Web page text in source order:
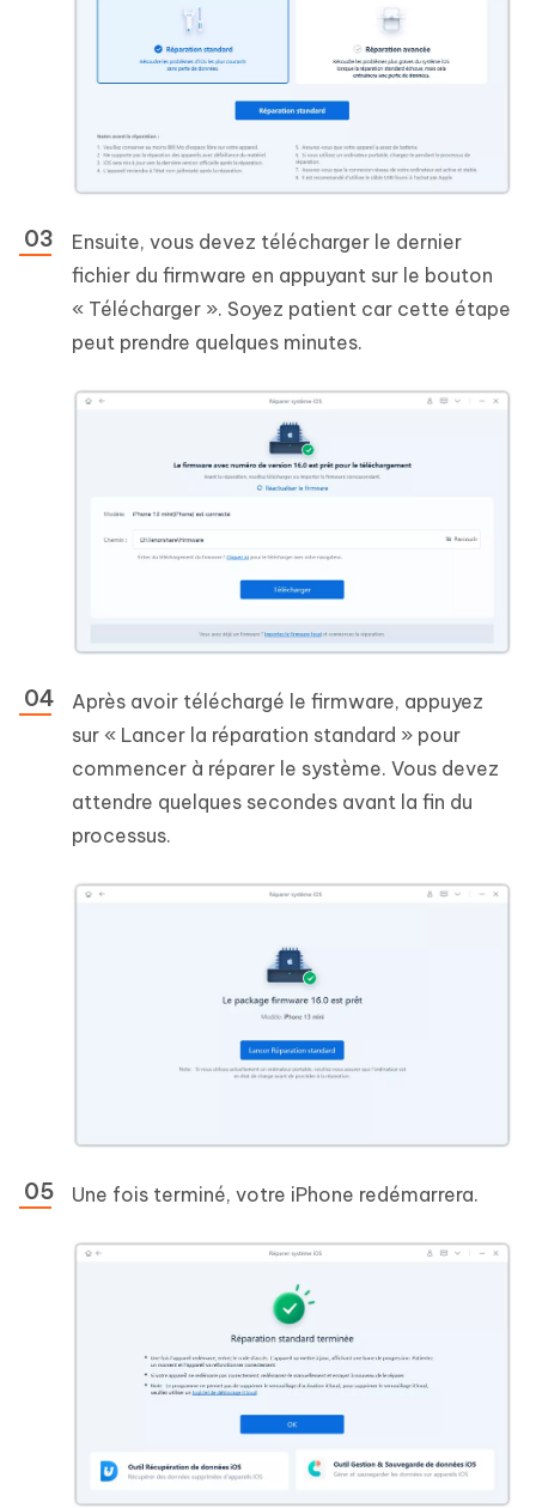
Ensuite, vous devez télécharger le dernier
fichier du firmware en appuyant sur le bouton
« Télécharger ». Soyez patient car cette étape
peut prendre quelques minutes.
Après avoir téléchargé le firmware, appuyez
sur « Lancer la réparation standard » pour
commencer à réparer le système. Vous devez
attendre quelques secondes avant la fin du
processus.
Une fois terminé, votre iPhone redémarrera.